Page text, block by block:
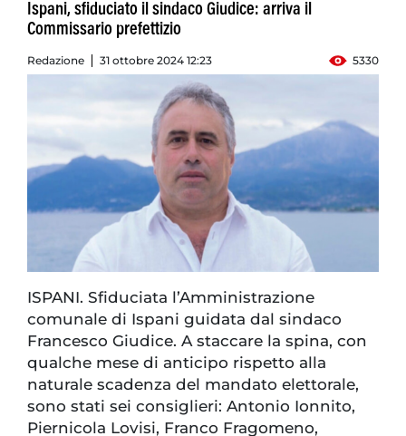
Ispani, sfiduciato il sindaco Giudice: arriva il
Commissario prefettizio
Redazione 31 ottobre 2024 12:23 5330
ISPANI. Sfiduciata l’Amministrazione
comunale di Ispani guidata dal sindaco
Francesco Giudice. A staccare la spina, con
qualche mese di anticipo rispetto alla
naturale scadenza del mandato elettorale,
sono stati sei consiglieri: Antonio Ionnito,
Piernicola Lovisi, Franco Fragomeno,